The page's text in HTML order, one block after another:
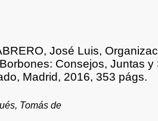
José Luis,
Consejos, Juntas
Madrid, 2016, 353 págs.
Tomás de